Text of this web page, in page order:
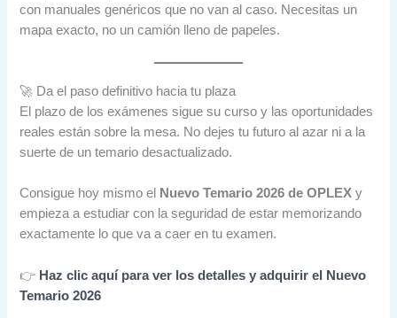
con manuales genéricos que no van al caso. Necesitas un
mapa exacto, no un camión lleno de papeles.
🚀 Da el paso definitivo hacia tu plaza
El plazo de los exámenes sigue su curso y las oportunidades
reales están sobre la mesa. No dejes tu futuro al azar ni a la
suerte de un temario desactualizado.
Consigue hoy mismo el Nuevo Temario 2026 de OPLEX y
empieza a estudiar con la seguridad de estar memorizando
exactamente lo que va a caer en tu examen.
👉 Haz clic aquí para ver los detalles y adquirir el Nuevo
Temario 2026